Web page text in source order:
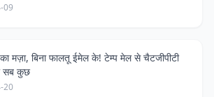
09
का मज़ा, बिना फालतू ईमेल के! टेम्प मेल से चैटजीपीटी
सब कुछ
20